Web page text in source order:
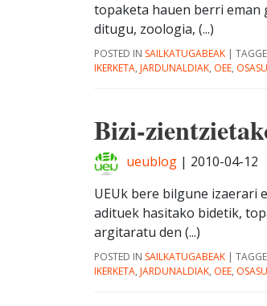
topaketa hauen berri eman
ditugu, zoologia, (...)
POSTED IN SAILKATUGABEAK |
IKERKETA, JARDUNALDIAK, OEE,
Bizi-
ueublog | 2010-04-12
UEUk bere bilgune
adituek hasitako bidetik,
argitaratu den (...)
POSTED IN SAILKATUGABEAK |
IKERKETA, JARDUNALDIAK, OEE,